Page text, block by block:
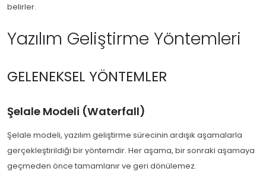
belirler.
Yazılım Geliştirme Yöntemleri
GELENEKSEL YÖNTEMLER
Şelale Modeli (Waterfall)
Şelale modeli, yazılım geliştirme sürecinin ardışık aşamalarla
gerçekleştirildiği bir yöntemdir. Her aşama, bir sonraki aşamaya
geçmeden önce tamamlanır ve geri dönülemez.